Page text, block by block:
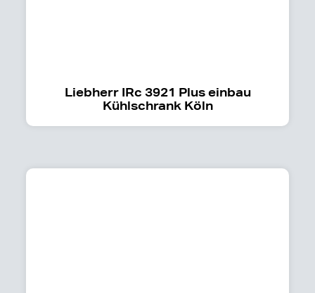
Liebherr IRc 3921 Plus einbau
Kühlschrank Köln